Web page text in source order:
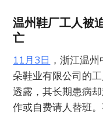
温州鞋厂工人被
亡
11月3日 ，浙江温
朵鞋业有限公司的
透露，其长期患病
作或自费请人替班